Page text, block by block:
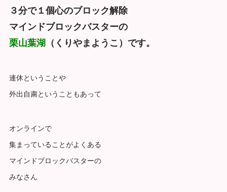
３分で１個心のブロック解除
マインドブロックバスターの
栗山葉湖 （くりやまようこ）です。
連休ということや
外出自粛ということもあって
オンラインで
集まっていることがよくある
マインドブロックバスターの
みなさん